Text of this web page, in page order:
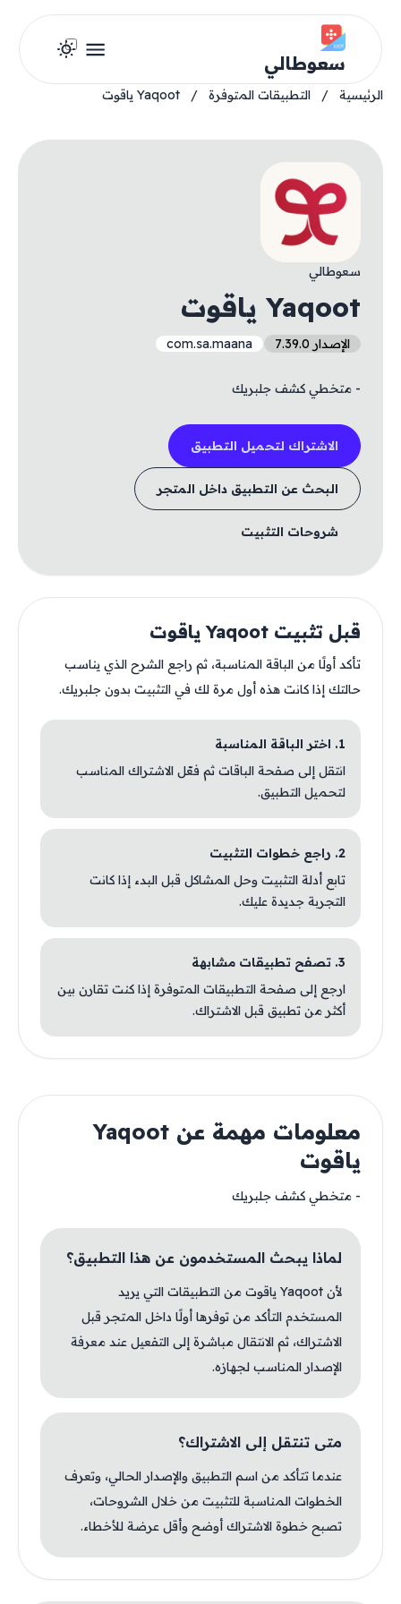
سعوطالي
الرئيسية / التطبيقات المتوفرة / Yaqoot ياقوت
سعوطالي
Yaqoot ياقوت
الإصدار 7.39.0 com.sa.maana
- متخطي كشف جلبريك
الاشتراك لتحميل التطبيق
البحث عن التطبيق داخل المتجر
شروحات التثبيت
قبل تثبيت Yaqoot ياقوت
تأكد أولًا من الباقة المناسبة، ثم راجع الشرح الذي يناسب
حالتك إذا كانت هذه أول مرة لك في التثبيت بدون جلبريك.
1. اختر الباقة المناسبة
انتقل إلى صفحة الباقات ثم فعّل الاشتراك المناسب
لتحميل التطبيق.
2. راجع خطوات التثبيت
تابع أدلة التثبيت وحل المشاكل قبل البدء إذا كانت
التجربة جديدة عليك.
3. تصفح تطبيقات مشابهة
ارجع إلى صفحة التطبيقات المتوفرة إذا كنت تقارن بين
أكثر من تطبيق قبل الاشتراك.
معلومات مهمة عن Yaqoot
ياقوت
- متخطي كشف جلبريك
لماذا يبحث المستخدمون عن هذا التطبيق؟
لأن Yaqoot ياقوت من التطبيقات التي يريد
المستخدم التأكد من توفرها أولًا داخل المتجر قبل
الاشتراك، ثم الانتقال مباشرة إلى التفعيل عند معرفة
الإصدار المناسب لجهازه.
متى تنتقل إلى الاشتراك؟
عندما تتأكد من اسم التطبيق والإصدار الحالي، وتعرف
الخطوات المناسبة للتثبيت من خلال الشروحات،
تصبح خطوة الاشتراك أوضح وأقل عرضة للأخطاء.